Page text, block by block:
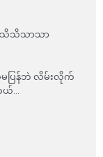
သိသိသာသာ
မပြန်ဘဲ လိမ်းလိုက်
ယ်…